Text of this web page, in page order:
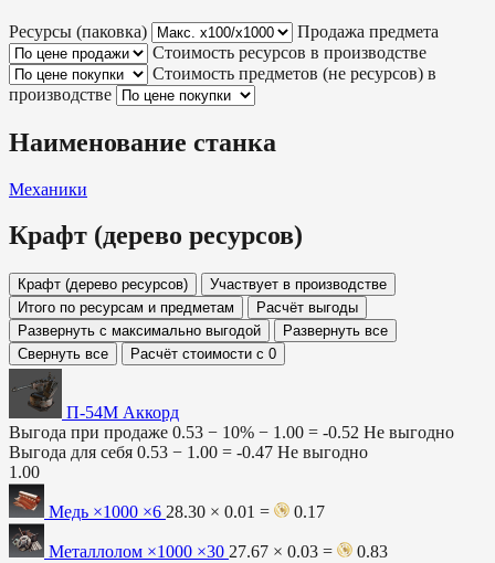
Ресурсы (паковка)
Продажа предмета
Стоимость ресурсов в производстве
Стоимость предметов (не ресурсов) в
производстве
Наименование станка
Механики
Крафт (дерево ресурсов)
Крафт (дерево ресурсов)
Участвует в производстве
Итого по ресурсам и предметам
Расчёт выгоды
Развернуть с максимально выгодой
Развернуть все
Свернуть все
Расчёт стоимости с 0
П-54М Аккорд
Выгода при продаже 0.53 − 10% − 1.00 = -0.52 Не выгодно
Выгода для себя 0.53 − 1.00 = -0.47 Не выгодно
1.00
Медь ×1000 ×6 28.30 × 0.01 = 0.17
Металлолом ×1000 ×30 27.67 × 0.03 = 0.83